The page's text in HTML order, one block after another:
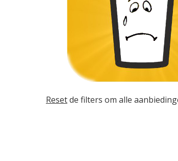
Resetde filters om alle